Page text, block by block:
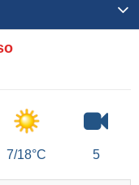
7/18°C 5